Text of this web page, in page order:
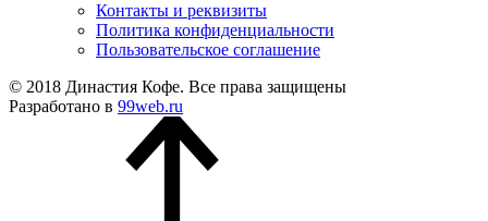
Контакты и реквизиты
Политика конфиденциальности
Пользовательское соглашение
© 2018 Династия Кофе. Все права защищены
Разработано в 99web.ru